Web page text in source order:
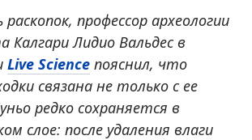
профессор археологии
Калгари Лидио Вальдес в
Live Science пояснил, что
связана не только с ее
редко сохраняется в
слое: после удаления влаги